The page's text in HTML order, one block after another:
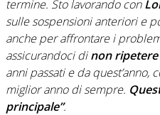
termine. Sto lavorando con
sulle sospensioni anteriori e
anche per affrontare i
assicurandoci dinon ripetere
anni passati e da quest’anno,
miglior anno di sempre.
principale”.